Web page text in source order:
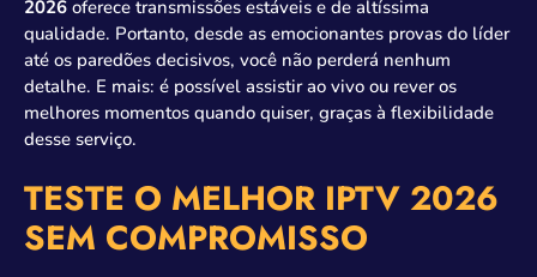
2026 oferece transmissões estáveis e de altíssima
qualidade. Portanto, desde as emocionantes provas do líder
até os paredões decisivos, você não perderá nenhum
detalhe. E mais: é possível assistir ao vivo ou rever os
melhores momentos quando quiser, graças à flexibilidade
desse serviço.
TESTE O MELHOR IPTV 2026
SEM COMPROMISSO